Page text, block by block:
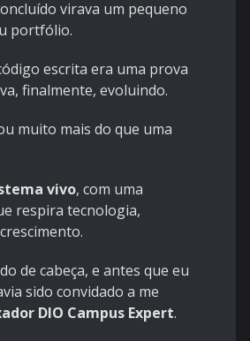
virava um pequeno
portfólio.
escrita era uma prova
finalmente, evoluindo.
muito mais do que uma
vivo, com uma
respira tecnologia,
de cabeça, e antes que eu
sido convidado a me
DIO Campus Expert.